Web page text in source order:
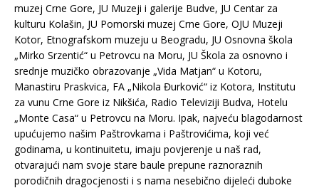
muzej Crne Gore, JU Muzeji i galerije Budve, JU Centar za
kulturu Kolašin, JU Pomorski muzej Crne Gore, OJU Muzeji
Kotor, Etnografskom muzeju u Beogradu, JU Osnovna škola
„Mirko Srzentić“ u Petrovcu na Moru, JU Škola za osnovno i
srednje muzičko obrazovanje „Vida Matjan“ u Kotoru,
Manastiru Praskvica, FA „Nikola Đurković“ iz Kotora, Institutu
za vunu Crne Gore iz Nikšića, Radio Televiziji Budva, Hotelu
„Monte Casa“ u Petrovcu na Moru. Ipak, najveću blagodarnost
upućujemo našim Paštrovkama i Paštrovićima, koji već
godinama, u kontinuitetu, imaju povjerenje u naš rad,
otvarajući nam svoje stare baule prepune raznoraznih
porodičnih dragocjenosti i s nama nesebično dijeleći duboke